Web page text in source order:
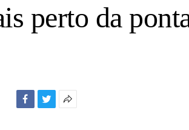
perto da